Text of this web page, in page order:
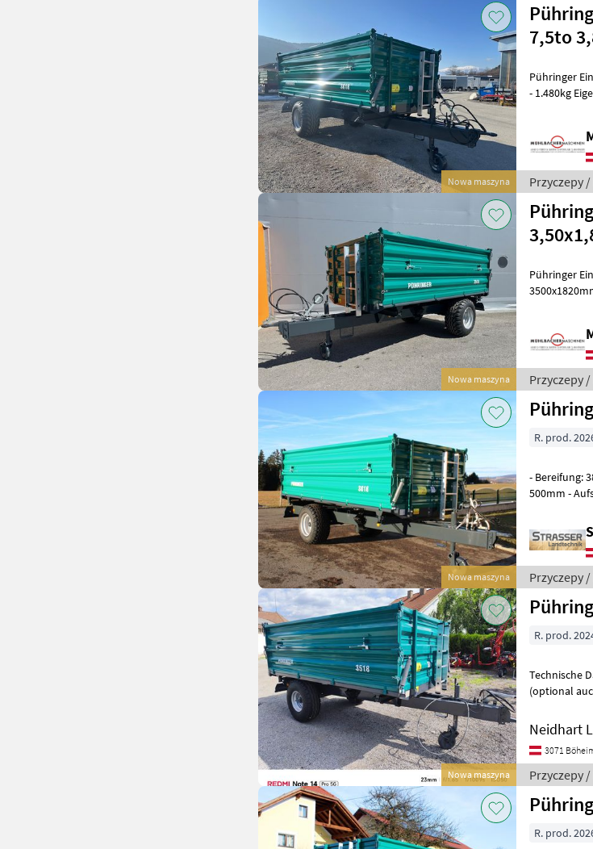
Nowa maszyna
7,5to
Pühringer Einachs-
- 1.480kg
Przyczepy
Nowa maszyna
Pühringer
3500x1820mm -
Przyczepy
Nowa maszyna
R. prod.
- Bereifung:
500mm -
Przyczepy
Nowa maszyna
R. prod.
Technische
(optional
Neidhart
3071
Przyczepy
R. prod.